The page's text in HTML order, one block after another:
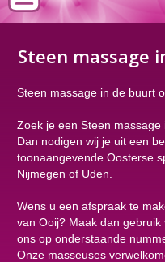
Steen massage
Steen massage in de buurt
Zoek je een Steen
Dan nodigen wij je uit een
toonaangevende Oosterse
Nijmegen of Uden.
Wens u een afspraak te
van Ooij? Maak dan
ons op onderstaande
Onze masseuses